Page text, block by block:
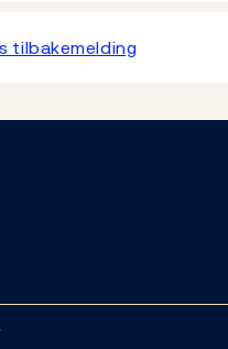
tilbakemelding